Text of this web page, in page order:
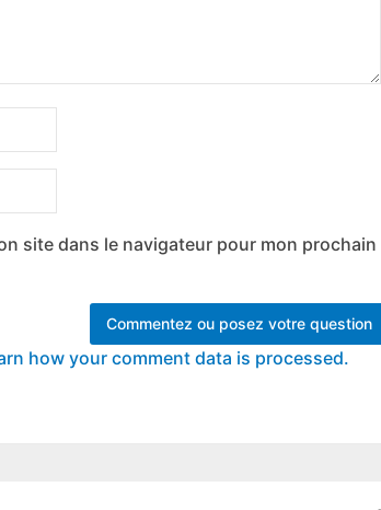
site dans le navigateur pour mon prochain
how your comment data is processed.